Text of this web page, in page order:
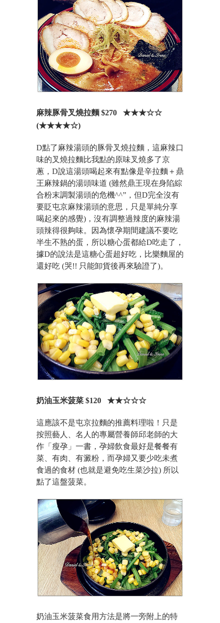
麻辣豚骨叉燒拉麵 $270 ★★★☆☆
(★★★★☆)
D點了麻辣湯頭的豚骨叉燒拉麵，這麻辣口
味的叉燒拉麵比我點的原味叉燒多了京
蔥，D說這湯頭喝起來有點像是辛拉麵＋鼎
王麻辣鍋的湯頭味道 (雖然鼎王現在身陷綜
合粉末調製湯頭的危機^^”，但D完全沒有
要貶屯京麻辣湯頭的意思，只是單純分享
喝起來的感覺)，沒有調整過辣度的麻辣湯
頭辣得很夠味。因為懷孕期間建議不要吃
半生不熟的蛋，所以糖心蛋都給D吃走了，
據D的說法是這糖心蛋超好吃，比樂麵屋的
還好吃 (哭!! 只能卸貨後再來驗證了)。
奶油玉米菠菜 $120 ★★☆☆☆
這應該不是屯京拉麵的推薦料理啦！只是
按照藝人、名人的專屬營養師邱老師的大
作「瘦孕」一書，孕婦飲食最好是餐餐有
菜、有肉、有澱粉，而孕婦又要少吃未煮
食過的食材 (也就是避免吃生菜沙拉) 所以
點了這盤菠菜。
奶油玉米菠菜食用方法是將一旁附上的特